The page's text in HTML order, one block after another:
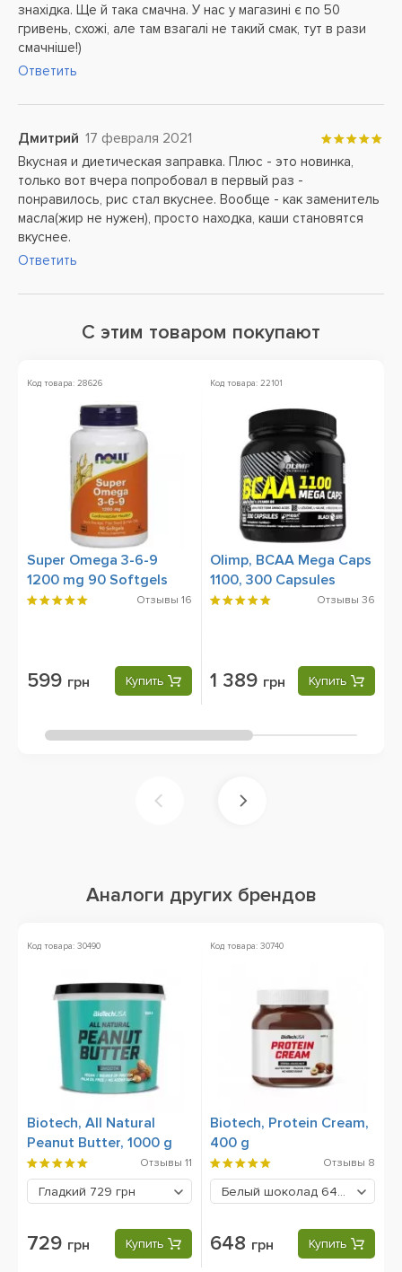
знахідка. Ще й така смачна. У нас у магазині є по 50
гривень, схожі, але там взагалі не такий смак, тут в рази
смачніше!)
Ответить
Дмитрий 17 февраля 2021
Вкусная и диетическая заправка. Плюс - это новинка,
только вот вчера попробовал в первый раз -
понравилось, рис стал вкуснее. Вообще - как заменитель
масла(жир не нужен), просто находка, каши становятся
вкуснее.
Ответить
С этим товаром покупают
Код товара: 28626
Super Omega 3-6-9
1200 mg 90 Softgels
Отзывы 16
599 грн Купить
Код товара: 22101
Olimp, BCAA Mega Caps
1100, 300 Capsules
Отзывы 36
1 389 грн Купить
Аналоги других брендов
Код товара: 30490
Biotech, All Natural
Peanut Butter, 1000 g
Отзывы 11
Гладкий 729 грн
729 грн Купить
Код товара: 30740
Biotech, Protein Cream,
400 g
Отзывы 8
Белый шоколад 648 грн
648 грн Купить